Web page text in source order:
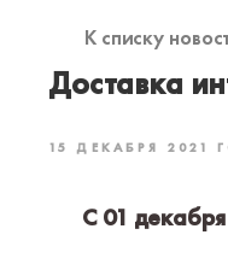
К списку
Доставка
15 ДЕКАБРЯ 2021
С 01